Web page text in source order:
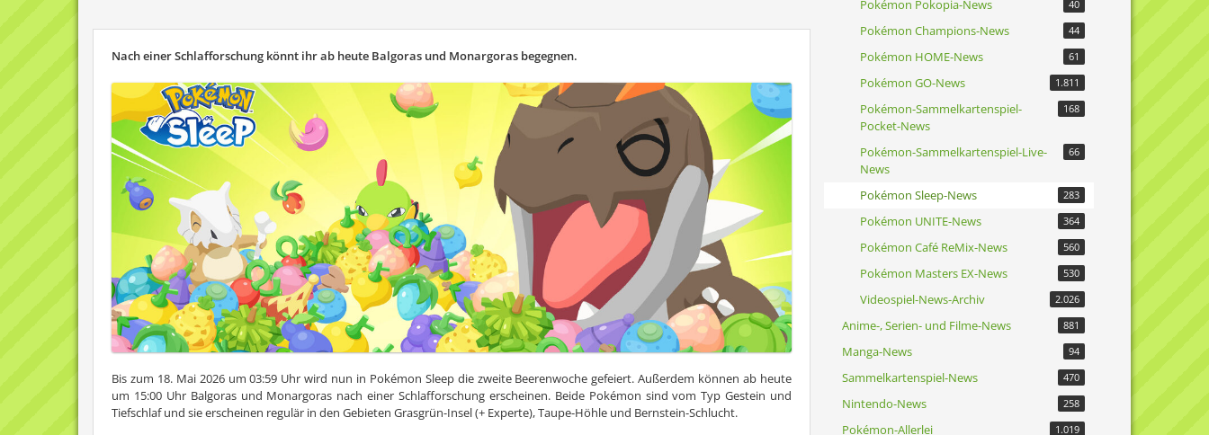
Nach einer Schlafforschung könnt ihr ab heute Balgoras und Monargoras begegnen.
Bis zum 18. Mai 2026 um 03:59 Uhr wird nun in Pokémon Sleep die zweite Beerenwoche gefeiert. Außerdem können ab heute
um 15:00 Uhr Balgoras und Monargoras nach einer Schlafforschung erscheinen. Beide Pokémon sind vom Typ Gestein und
Tiefschlaf und sie erscheinen regulär in den Gebieten Grasgrün-Insel (+ Experte), Taupe-Höhle und Bernstein-Schlucht.
Pokémon Pokopia-News 40
Pokémon Champions-News 44
Pokémon HOME-News 61
Pokémon GO-News 1.811
Pokémon-Sammelkartenspiel-
Pocket-News
168
Pokémon-Sammelkartenspiel-Live-
News
66
Pokémon Sleep-News 283
Pokémon UNITE-News 364
Pokémon Café ReMix-News 560
Pokémon Masters EX-News 530
Videospiel-News-Archiv 2.026
Anime-, Serien- und Filme-News 881
Manga-News 94
Sammelkartenspiel-News 470
Nintendo-News 258
Pokémon-Allerlei 1.019